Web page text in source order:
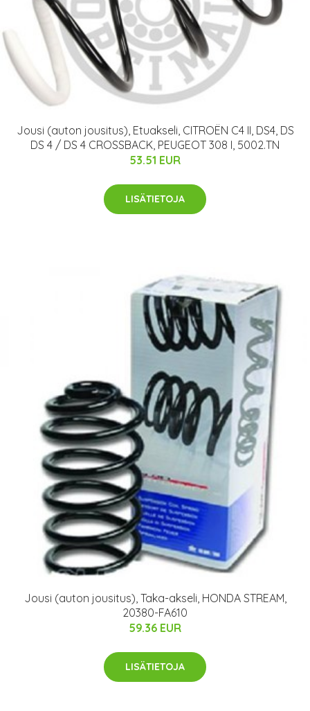
Jousi (auton jousitus), Etuakseli, CITROËN C4 II, DS4, DS
DS 4 / DS 4 CROSSBACK, PEUGEOT 308 I, 5002.TN
53.51 EUR
LISÄTIETOJA
Jousi (auton jousitus), Taka-akseli, HONDA STREAM,
20380-FA610
59.36 EUR
LISÄTIETOJA